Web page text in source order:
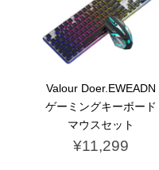
Valour Doer.EWEADN
ゲーミングキーボード
マウスセット
¥11,299